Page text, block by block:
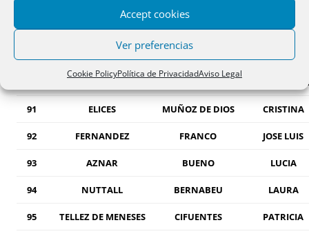
Accept cookies
Ver preferencias
Cookie PolicyPolítica de PrivacidadAviso Legal
88 DIEZ TABOADA ALBERTO
TERESA
ESCORIHUELA JUAN
91 ELICES MUÑOZ DE DIOS CRISTINA
92 FERNANDEZ FRANCO JOSE LUIS
93 AZNAR BUENO LUCIA
94 NUTTALL BERNABEU LAURA
95 TELLEZ DE MENESES CIFUENTES PATRICIA